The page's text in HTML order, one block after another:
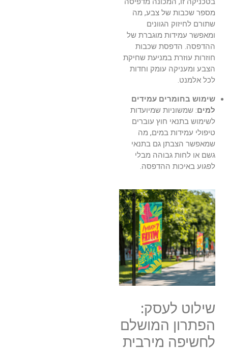
מספר שכבות של צבע, מה
שתורם לחיזוק הגוונים
ומאפשר עמידות מוגברת של
ההדפסה. הדפסת שכבות
חוזרות עוזרת במניעת שחיקת
הצבע ומעניקה עומק וחדות
לכל אלמנט.
שימוש בחומרים עמידים
למים: שמשוניות שמיועדות
לשימוש בתנאי חוץ עוברים
טיפולי עמידות במים, מה
שמאפשר הצבתן גם בתנאי
גשם או לחות גבוהה מבלי
לפגוע באיכות ההדפסה.
שילוט לעסק:
הפתרון המושלם
לחשיפה מירבית